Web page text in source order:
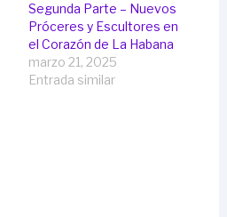
Segunda Parte – Nuevos
Próceres y Escultores en
el Corazón de La Habana
marzo 21, 2025
Entrada similar